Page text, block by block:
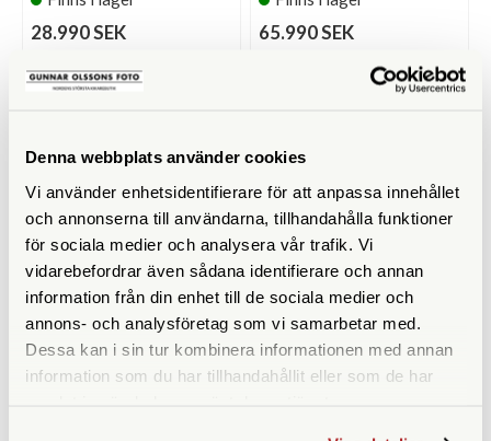
Denna webbplats använder cookies
Vi använder enhetsidentifierare för att anpassa innehållet
och annonserna till användarna, tillhandahålla funktioner
för sociala medier och analysera vår trafik. Vi
vidarebefordrar även sådana identifierare och annan
information från din enhet till de sociala medier och
annons- och analysföretag som vi samarbetar med.
Dessa kan i sin tur kombinera informationen med annan
information som du har tillhandahållit eller som de har
28.990 SEK
KÖP
65.990 SEK
LÄS MER
Fujifilm GFX100RF Svart Fujifilm GFX100S II
64.990 SEK